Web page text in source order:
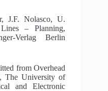
J.F. Nolasco, U.
– Planning,
Verlag Berlin
from Overhead
The University of
and Electronic